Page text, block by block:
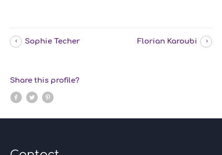
Sophie Techer Florian Karoubi
Share this profile?